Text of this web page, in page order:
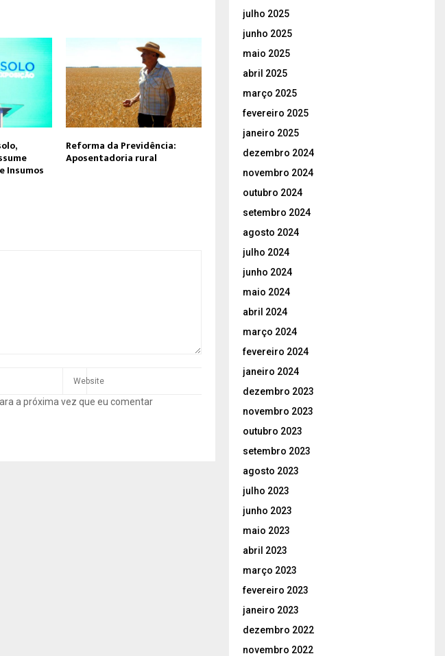
Insumos
Reforma da Previdência:
Aposentadoria rural
a próxima vez que eu comentar
julho 2025
junho 2025
maio 2025
abril 2025
março 2025
fevereiro 2025
janeiro 2025
dezembro 2024
novembro 2024
outubro 2024
setembro 2024
agosto 2024
julho 2024
junho 2024
maio 2024
abril 2024
março 2024
fevereiro 2024
janeiro 2024
dezembro 2023
novembro 2023
outubro 2023
setembro 2023
agosto 2023
julho 2023
junho 2023
maio 2023
abril 2023
março 2023
fevereiro 2023
janeiro 2023
dezembro 2022
novembro 2022